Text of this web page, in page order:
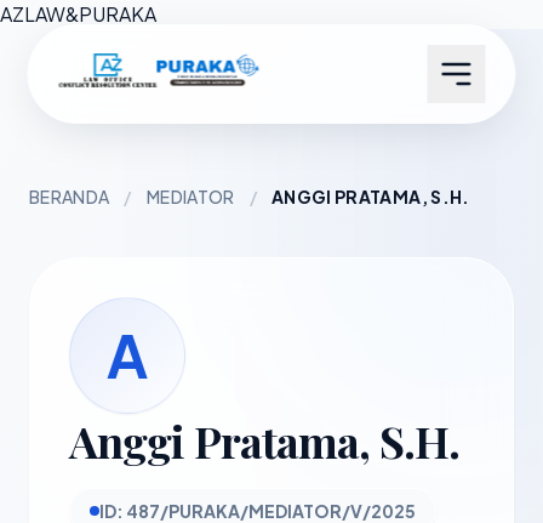
AZLAW&PURAKA
BERANDA / MEDIATOR / ANGGI PRATAMA, S.H.
A
Anggi Pratama, S.H.
ID: 487/PURAKA/MEDIATOR/V/2025